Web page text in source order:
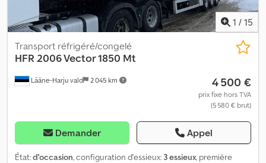
780 kg PTAC : 18 000 kg Hayon élévateur : ZEPRO ZHD 2000-155
MA, 2000 kg Fabricant carrosserie : Thermoking
1 / 15
Lääne-Harju vald 2 045 km
Transport réfrigéré/congelé
HFR 2006 Vector 1850 Mt
4 500 €
prix fixe hors TVA
(5 580 € brut)
Demander Appel
État:d'occasion, configuration d'essieux: 3 essieux, première